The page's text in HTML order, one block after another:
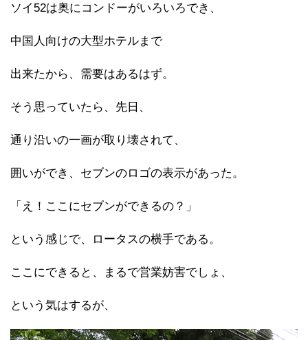
ソイ52は奥にコンドーがいろいろでき、
中国人向けの大型ホテルまで
出来たから、需要はあるはず。
そう思っていたら、先日、
通り沿いの一画が取り壊されて、
囲いができ、セブンのロゴの表示があった。
「え！ここにセブンができるの？」
という感じで、ロータスの横手である。
ここにできると、まるで営業妨害でしょ、
という気はするが、